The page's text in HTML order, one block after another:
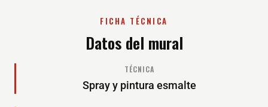
FICHA TÉCNICA
Datos del mural
TÉCNICA
Spray y pintura esmalte